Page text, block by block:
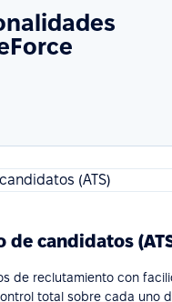
de candidatos
de reclutamiento con
total sobre cada uno